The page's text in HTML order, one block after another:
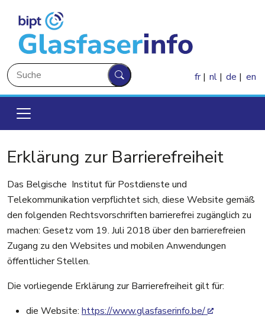
Suche
Suche
fr nl de en
Erklärung zur Barrierefreiheit
Das Belgische Institut für Postdienste und
Telekommunikation verpflichtet sich, diese Website gemäß
den folgenden Rechtsvorschriften barrierefrei zugänglich zu
machen: Gesetz vom 19. Juli 2018 über den barrierefreien
Zugang zu den Websites und mobilen Anwendungen
öffentlicher Stellen.
Die vorliegende Erklärung zur Barrierefreiheit gilt für:
die Website: https://www.glasfaserinfo.be/